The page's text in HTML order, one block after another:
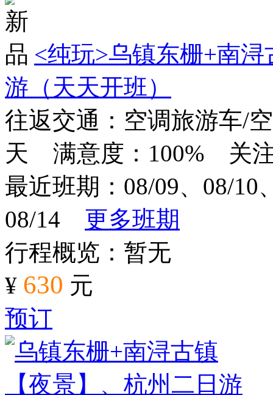
<纯玩>乌镇东栅+南
游（天天开班）
往返交通：空调旅游车/
天 满意度：100% 关注
最近班期：08/09、08/10
08/14 更多班期
行程概览：暂无
¥ 630 元
预订